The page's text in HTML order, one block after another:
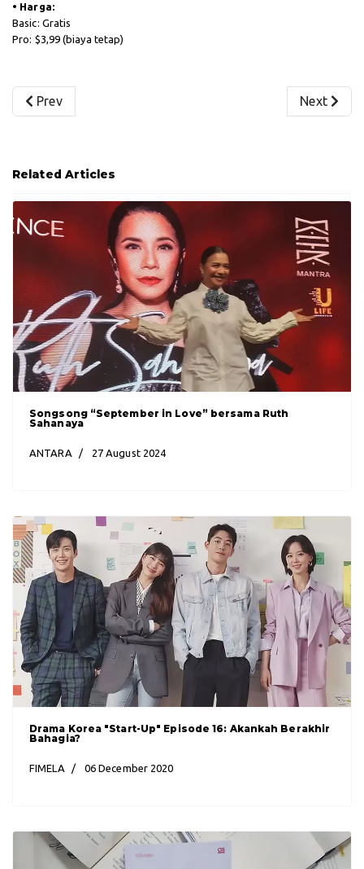
• Harga:
Basic: Gratis
Pro: $3,99 (biaya tetap)
Previous article: Songsong “September in Love”
Prev Next
Next
Related Articles
Songsong “September in Love” bersama Ruth
Sahanaya
ANTARA 27 August 2024
Drama Korea "Start-Up" Episode 16: Akankah Berakhir
Bahagia?
FIMELA 06 December 2020